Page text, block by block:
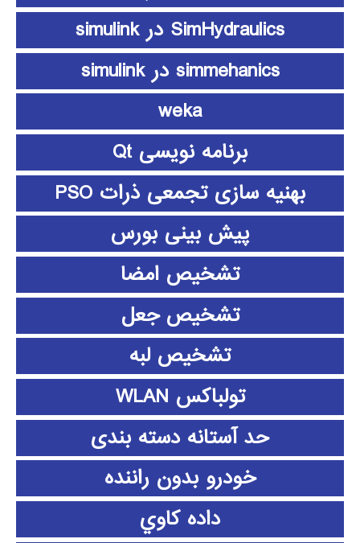
SimHydraulics در simulink
simmehanics در simulink
weka
برنامه نویسی Qt
بهنیه سازی تجمعی ذرات PSO
پیش بینی بورس
تشخیص امضا
تشخیص جعل
تشخیص لبه
تولباکس WLAN
حد آستانه دسته بندی
خودرو بدون راننده
داده كاوي